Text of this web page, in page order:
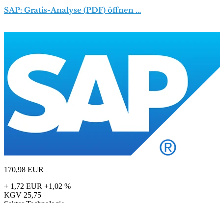
SAP: Gratis-Analyse (PDF) öffnen …
170,98 EUR
+ 1,72 EUR +1,02 %
KGV 25,75